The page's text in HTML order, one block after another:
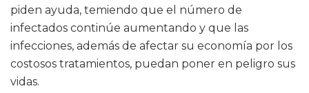
piden ayuda, temiendo que el número de
infectados continúe aumentando y que las
infecciones, además de afectar su economía por los
costosos tratamientos, puedan poner en peligro sus
vidas.